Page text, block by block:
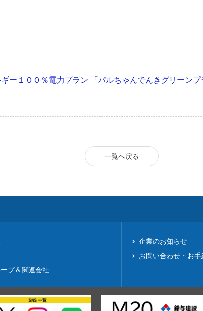
ー１００％電力プラン 「パルちゃんでんきグリーン
一覧へ戻る
プ＆関連会社
企業のお知らせ
お問い合わせ・お手